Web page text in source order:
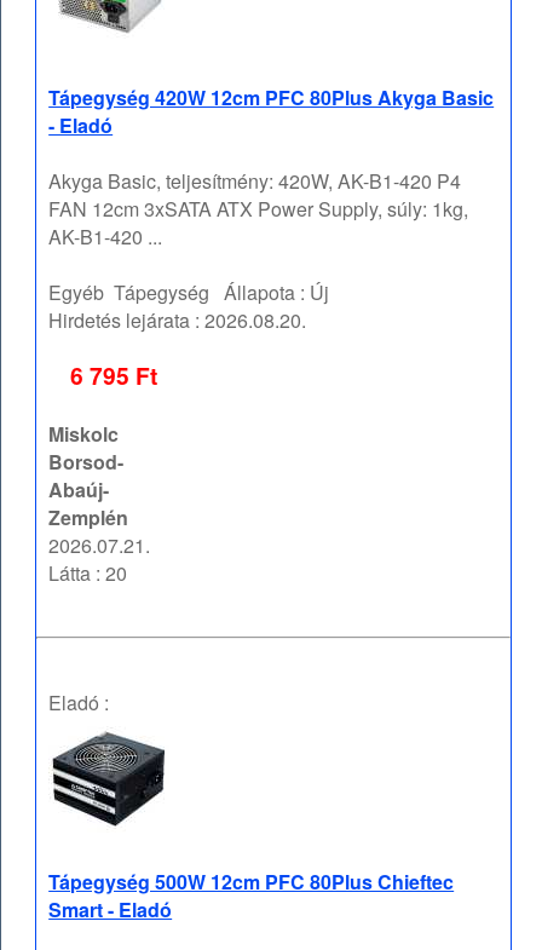
Tápegység 420W 12cm PFC 80Plus Akyga Basic
- Eladó
Akyga Basic, teljesítmény: 420W, AK-B1-420 P4
FAN 12cm 3xSATA ATX Power Supply, súly: 1kg,
AK-B1-420 ...
Egyéb Tápegység Állapota : Új
Hirdetés lejárata :2026.08.20.
6 795 Ft
Miskolc
Borsod-
Abaúj-
Zemplén
2026.07.21.
Látta : 20
Eladó :
Tápegység 500W 12cm PFC 80Plus Chieftec
Smart - Eladó